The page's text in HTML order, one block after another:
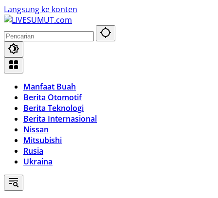
Langsung ke konten
Manfaat Buah
Berita Otomotif
Berita Teknologi
Berita Internasional
Nissan
Mitsubishi
Rusia
Ukraina